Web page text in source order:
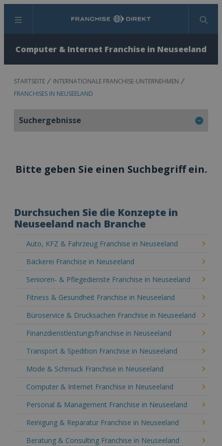
Menü Suchen
Computer & Internet Franchise in Neuseeland
STARTSEITE
INTERNATIONALE FRANCHISE-UNTERNEHMEN
FRANCHISES IN NEUSEELAND
Suchergebnisse
Bitte geben Sie einen Suchbegriff ein.
Durchsuchen Sie die Konzepte in
Neuseeland nach Branche
Auto, KFZ & Fahrzeug Franchise in Neuseeland
Bäckerei Franchise in Neuseeland
Senioren- & Pflegedienste Franchise in Neuseeland
Fitness & Gesundheit Franchise in Neuseeland
Büroservice & Drucksachen Franchise in Neuseeland
Finanzdienstleistungsfranchise in Neuseeland
Transport & Spedition Franchise in Neuseeland
Mode & Schmuck Franchise in Neuseeland
Computer & Internet Franchise in Neuseeland
Personal & Management Franchise in Neuseeland
Reinigung & Reparatur Franchise in Neuseeland
Beratung & Consulting Franchise in Neuseeland